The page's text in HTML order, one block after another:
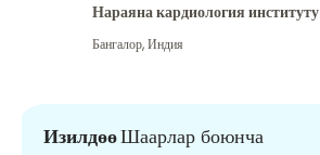
Нараяна кардиология институту
Бангалор,Индия
ИзилдөөШаарлар боюнча